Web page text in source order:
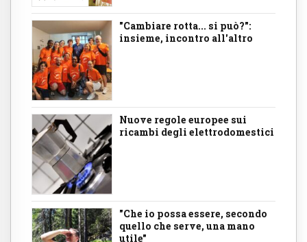
"Cambiare rotta... si può?":
insieme, incontro all'altro
Nuove regole europee sui
ricambi degli elettrodomestici
"Che io possa essere, secondo
quello che serve, una mano
utile"